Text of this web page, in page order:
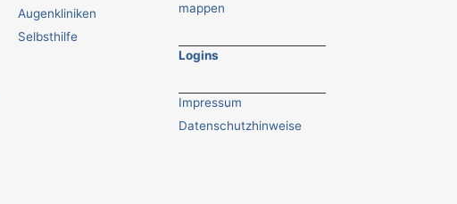
Augenkliniken
Selbsthilfe
mappen
Logins
Impressum
Datenschutzhinweise